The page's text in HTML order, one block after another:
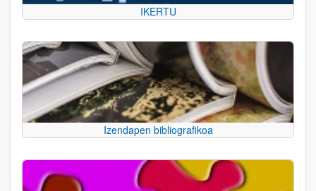
IKERTU
Izendapen bibliografikoa